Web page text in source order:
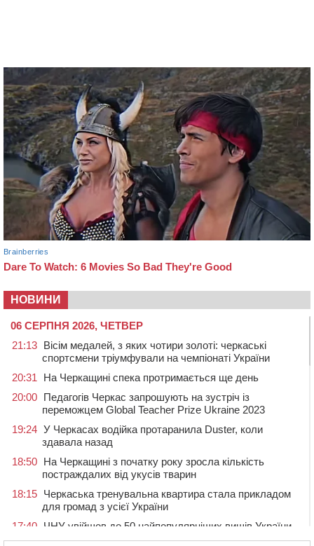
НОВИНИ
06 СЕРПНЯ 2026, ЧЕТВЕР
21:13 Вісім медалей, з яких чотири золоті: черкаські
спортсмени тріумфували на чемпіонаті України
20:31
На Черкащині спека протримається ще день
20:00 Педагогів Черкас запрошують на зустріч із
переможцем Global Teacher Prize Ukraine 2023
19:24 У Черкасах водійка протаранила Duster, коли
здавала назад
18:50 На Черкащині з початку року зросла кількість
постраждалих від укусів тварин
18:15 Черкаська тренувальна квартира стала прикладом
для громад з усієї України
17:40 ЧНУ увійшов до 50 найпопулярніших вишів України
серед вступників